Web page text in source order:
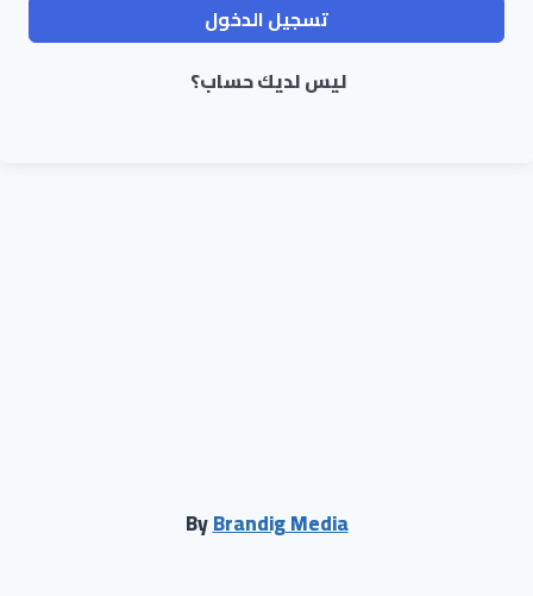
تسجيل الدخول
ليس لديك حساب؟
ByBrandig Media